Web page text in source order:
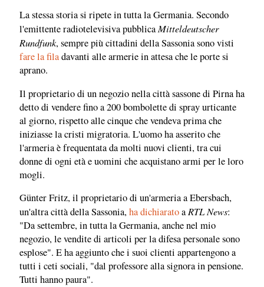
La stessa storia si ripete in tutta la Germania. Secondo
l'emittente radiotelevisiva pubblicaMitteldeutscher
Rundfunk, sempre più cittadini della Sassonia sono visti
fare la filadavanti alle armerie in attesa che le porte si
aprano.
Il proprietario di un negozio nella città sassone di Pirna ha
detto di vendere fino a 200 bombolette di spray urticante
al giorno, rispetto alle cinque che vendeva prima che
iniziasse la cristi migratoria. L'uomo ha asserito che
l'armeria è frequentata da molti nuovi clienti, tra cui
donne di ogni età e uomini che acquistano armi per le loro
mogli.
Günter Fritz, il proprietario di un'armeria a Ebersbach,
un'altra città della Sassonia,ha dichiaratoa RTL News:
"Da settembre, in tutta la Germania, anche nel mio
negozio, le vendite di articoli per la difesa personale sono
esplose". E ha aggiunto che i suoi clienti appartengono a
tutti i ceti sociali, "dal professore alla signora in pensione.
Tutti hanno paura".